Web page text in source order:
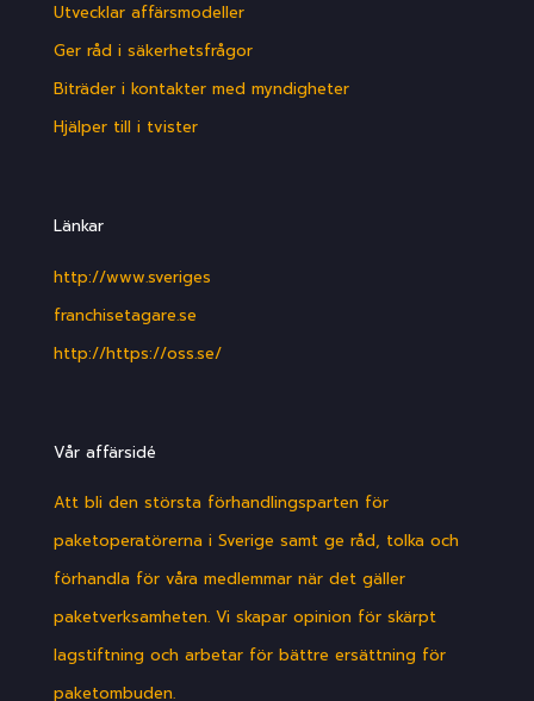
Utvecklar affärsmodeller
Ger råd i säkerhetsfrågor
Biträder i kontakter med myndigheter
Hjälper till i tvister
Länkar
http://www.sveriges
franchisetagare.se
http://https://oss.se/
Vår affärsidé
Att bli den största förhandlingsparten för
paketoperatörerna i Sverige samt ge råd, tolka och
förhandla för våra medlemmar när det gäller
paketverksamheten. Vi skapar opinion för skärpt
lagstiftning och arbetar för bättre ersättning för
paketombuden.